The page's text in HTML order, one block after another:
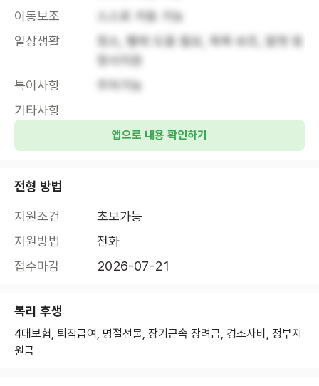
이동보조
스스로 거동 가능
일상생활
청소, 빨래 도움 필요, 목욕 보조, 말벗 등
정서지원
특이사항
주차가능
기타사항
앱으로 내용 확인하기
전형 방법
지원조건
초보가능
지원방법
전화
접수마감
2026-07-21
복리 후생
4대보험, 퇴직급여, 명절선물, 장기근속 장려금, 경조사비, 정부지
원금